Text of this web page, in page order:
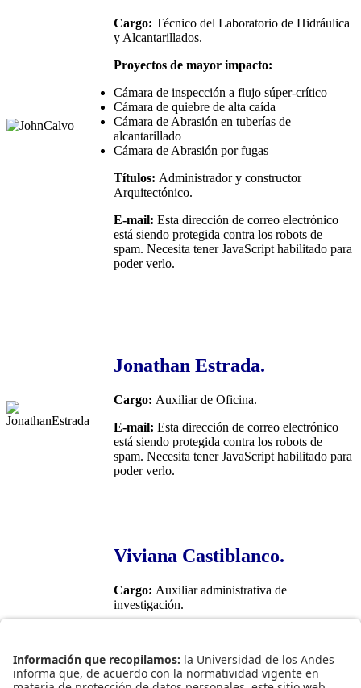
Cargo: Técnico del Laboratorio de Hidráulica
y Alcantarillados.
Proyectos de mayor impacto:
Cámara de inspección a flujo súper-crítico
Cámara de quiebre de alta caída
Cámara de Abrasión en tuberías de
alcantarillado
Cámara de Abrasión por fugas
Títulos: Administrador y constructor
Arquitectónico.
E-mail: Esta dirección de correo electrónico
está siendo protegida contra los robots de
spam. Necesita tener JavaScript habilitado para
poder verlo.
Jonathan Estrada.
Cargo: Auxiliar de Oficina.
E-mail: Esta dirección de correo electrónico
está siendo protegida contra los robots de
spam. Necesita tener JavaScript habilitado para
poder verlo.
Viviana Castiblanco.
Cargo: Auxiliar administrativa de
investigación.
spam. Necesita tener JavaScript habilitado para
poder verlo.